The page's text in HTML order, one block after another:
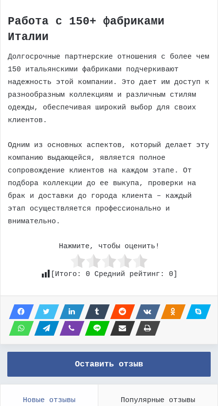
Работа с 150+ фабриками
Италии
Долгосрочные партнерские отношения с более чем
150 итальянскими фабриками подчеркивают
надежность этой компании. Это дает им доступ к
разнообразным коллекциям и различным стилям
одежды, обеспечивая широкий выбор для своих
клиентов.
Одним из основных аспектов, который делает эту
компанию выдающейся, является полное
сопровождение клиентов на каждом этапе. От
подбора коллекции до ее выкупа, проверки на
брак и доставки до города клиента – каждый
этап осуществляется профессионально и
внимательно.
Нажмите, чтобы оценить!
[Итого: 0 Средний рейтинг: 0
Оставить отзыв
Новые отзывы Популярные отзывы